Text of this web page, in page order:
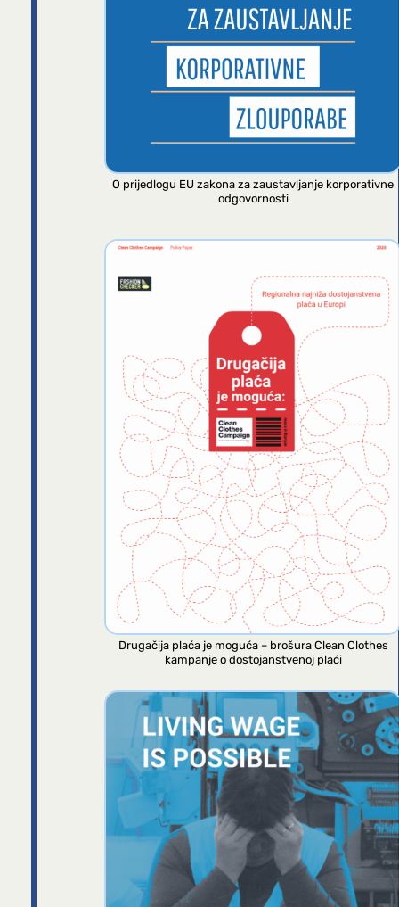
O prijedlogu EU zakona za zaustavljanje korporativne
odgovornosti
Drugačija plaća je moguća – brošura Clean Clothes
kampanje o dostojanstvenoj plaći